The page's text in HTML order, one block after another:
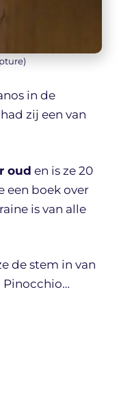
in de
zij een van
oud en is ze 20
een boek over
is van alle
de stem in van
Pinocchio…